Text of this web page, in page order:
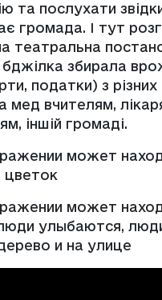
та послухати
громада. І тут
театральна
збирала
податки) з різних
мед вчителям,
іншій громаді.